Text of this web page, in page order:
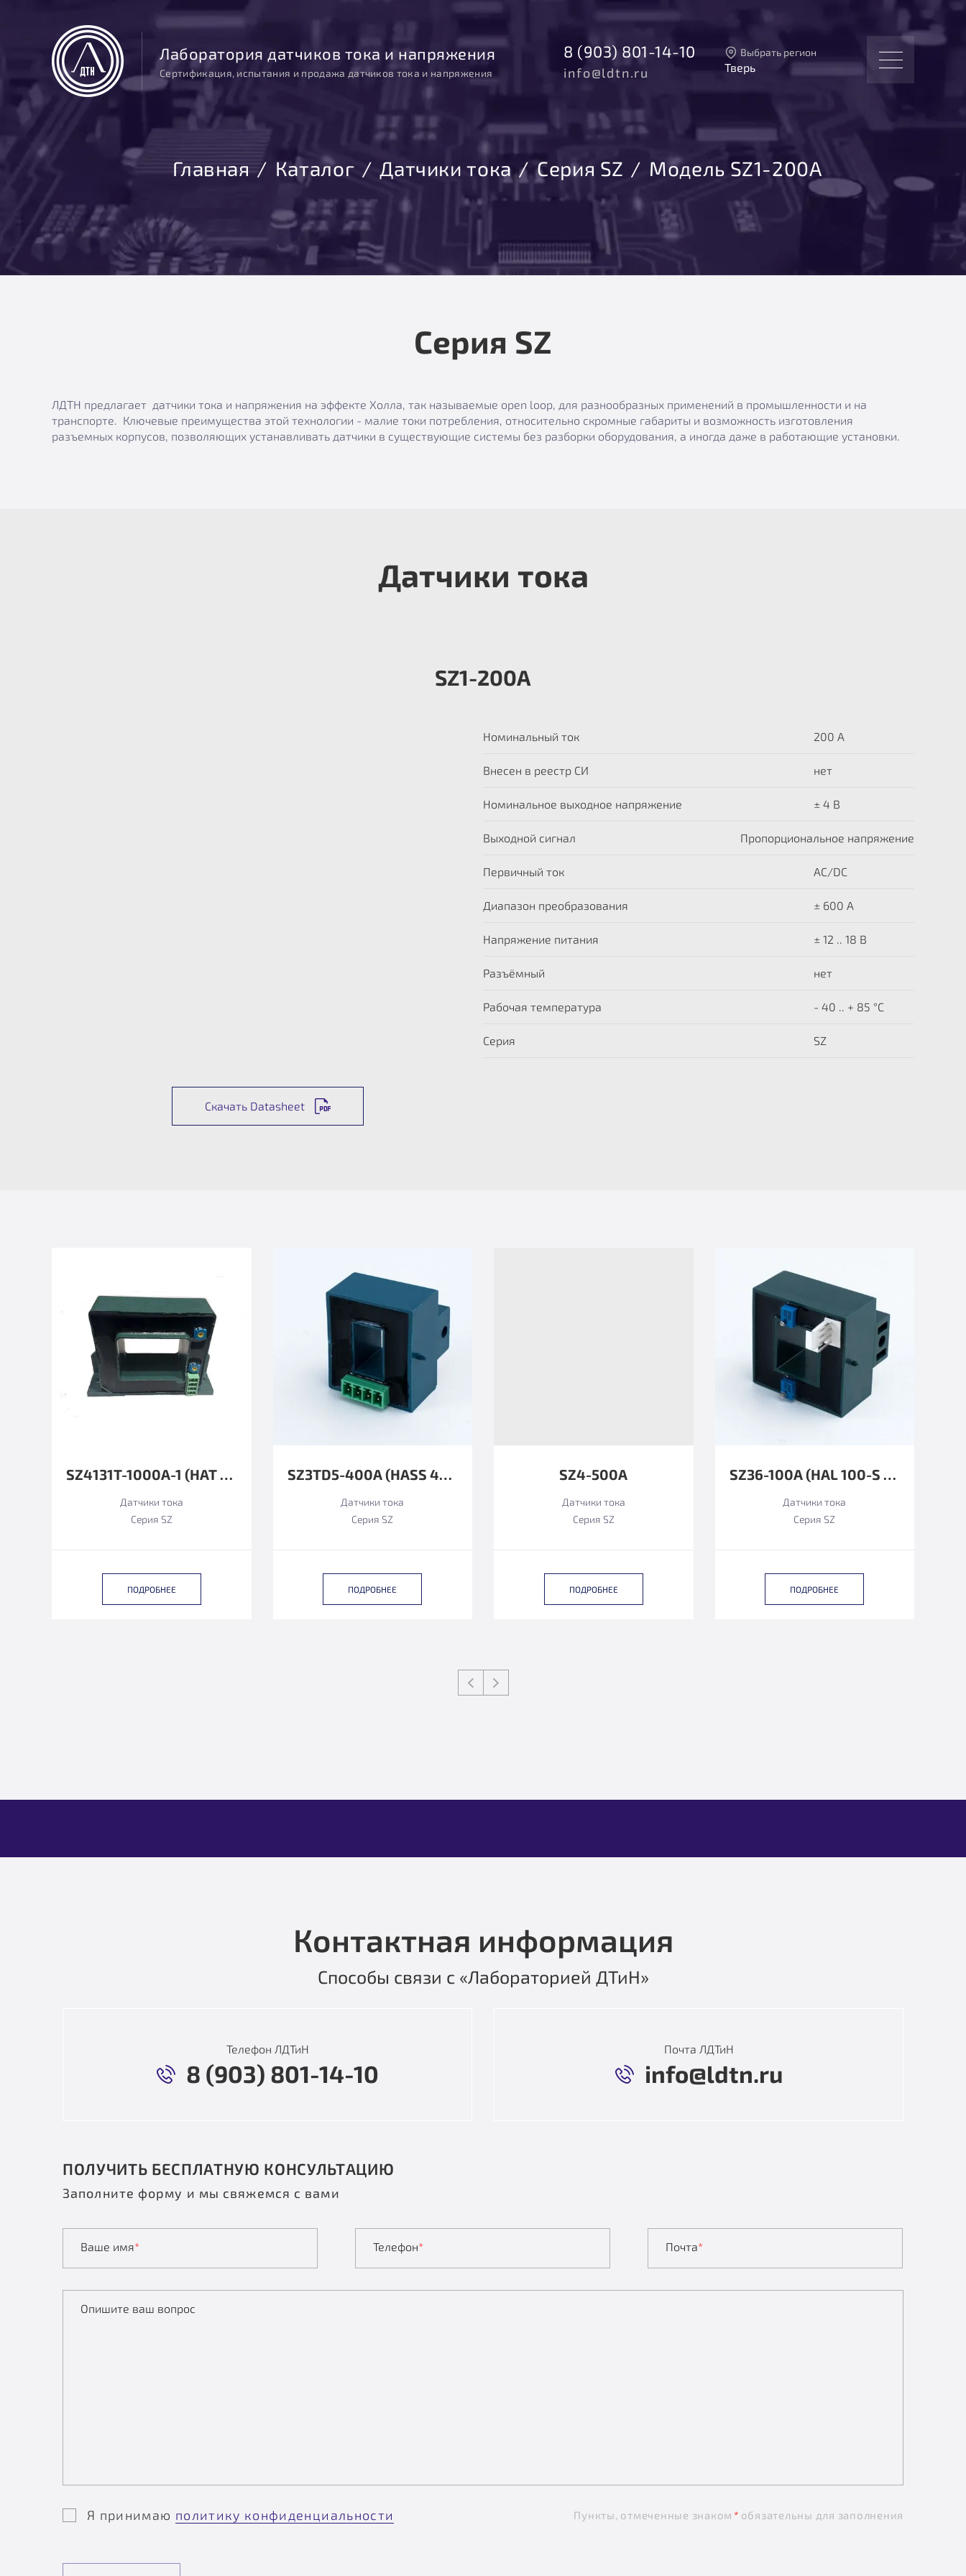
Лаборатория датчиков тока и напряжения
Сертификация, испытания и продажа датчиков тока и напряжения
8 (903) 801-14-10
info@ldtn.ru
Выбрать регион
Тверь
Екатеринбург
Главная Каталог Датчики тока Серия SZ Модель SZ1-200А
Серия SZ
ЛДТН предлагает датчики тока и напряжения на эффекте Холла, так называемые open loop, для разнообразных применений в промышленности и на
транспорте. Ключевые преимущества этой технологии - малие токи потребления, относительно скромные габариты и возможность изготовления
разъемных корпусов, позволяющих устанавливать датчики в существующие системы без разборки оборудования, а иногда даже в работающие установки.
Датчики тока
SZ1-200А
Номинальный ток 200 А
Внесен в реестр СИ нет
Номинальное выходное напряжение ± 4 В
Выходной сигнал Пропорциональное напряжение
Первичный ток AC/DC
Диапазон преобразования ± 600 A
Напряжение питания ± 12 .. 18 В
Разъёмный нет
Рабочая температура - 40 .. + 85 °C
Серия SZ
Скачать Datasheet
SZ4131T-1000А-1 (HAT 1000-S ФУНКЦИОНАЛЬНЫЙ АНАЛОГ)
Датчики тока
Серия SZ
ПОДРОБНЕЕ
SZ3TD5-400A (HASS 400-S ФУНКЦИОНАЛЬНЫЙ АНАЛОГ)
Датчики тока
Серия SZ
ПОДРОБНЕЕ
SZ4-500А
Датчики тока
Серия SZ
ПОДРОБНЕЕ
SZ36-100А (HAL 100-S ФУНКЦИОНАЛЬНЫЙ АНАЛОГ)
Датчики тока
Серия SZ
ПОДРОБНЕЕ
Контактная информация
Способы связи с «Лабораторией ДТиН»
Телефон ЛДТиН
8 (903) 801-14-10
Почта ЛДТиН
info@ldtn.ru
ПОЛУЧИТЬ БЕСПЛАТНУЮ КОНСУЛЬТАЦИЮ
Заполните форму и мы свяжемся с вами
Ваше имя* Телефон* Почта*
Опишите ваш вопрос
Я принимаю политику конфиденциальности Пункты, отмеченные знаком *обязательны для заполнения